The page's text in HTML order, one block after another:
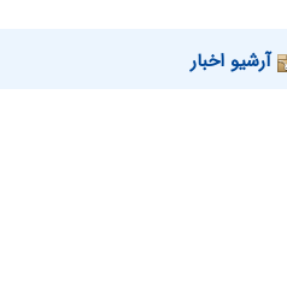
آرشیو اخبار